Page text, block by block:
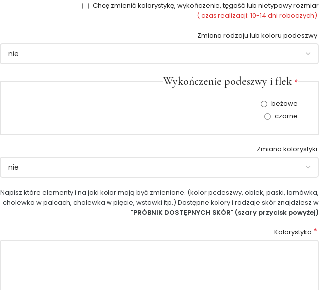
Chcę zmienić kolorystykę, wykończenie, tęgość lub nietypowy rozmiar
( czas realizacji: 10-14 dni roboczych)
Zmiana rodzaju lub koloru podeszwy
Wykończenie podeszwy i flek *
beżowe
czarne
Zmiana kolorystyki
Napisz które elementy i na jaki kolor mają być zmienione. (kolor podeszwy, oblek, paski, lamówka,
cholewka w palcach, cholewka w pięcie, wstawki itp.) Dostępne kolory i rodzaje skór znajdziesz w
"PRÓBNIK DOSTĘPNYCH SKÓR" (szary przycisk powyżej)
Kolorystyka *